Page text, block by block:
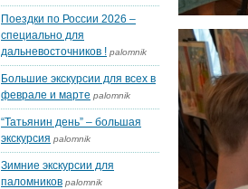
Поездки по России 2026 –
специально для
дальневосточников ! palomnik
Большие экскурсии для всех в
феврале и марте palomnik
“Татьянин день” – большая
экскурсия palomnik
Зимние экскурсии для
паломников palomnik